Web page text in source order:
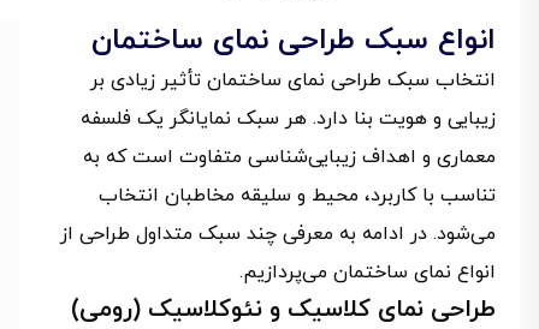
انواع سبک طراحی نمای ساختمان
انتخاب سبک طراحی نمای ساختمان تأثیر زیادی بر
زیبایی و هویت بنا دارد. هر سبک نمایانگر یک فلسفه
معماری و اهداف زیبایی‌شناسی متفاوت است که به
تناسب با کاربرد، محیط و سلیقه مخاطبان انتخاب
می‌شود. در ادامه به معرفی چند سبک متداول طراحی از
انواع نمای ساختمان می‌پردازیم.
طراحی نمای کلاسیک و نئوکلاسیک (رومی)